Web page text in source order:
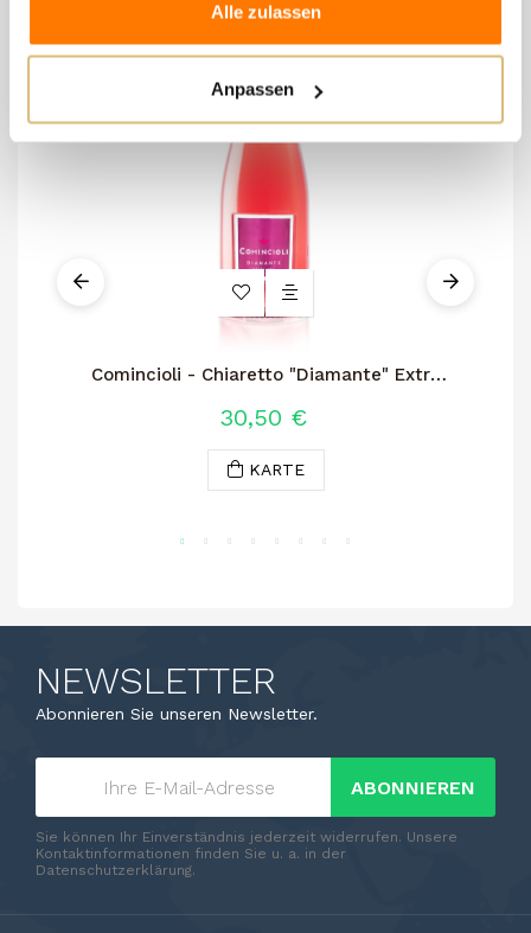
Alle zulassen
Anpassen
Comincioli - Chiaretto "Diamante" Extra
30,50 €
KARTE
NEWSLETTER
Abonnieren Sie unseren Newsletter.
ABONNIEREN
Sie können Ihr Einverständnis jederzeit widerrufen. Unsere
Kontaktinformationen finden Sie u. a. in der
Datenschutzerklärung.